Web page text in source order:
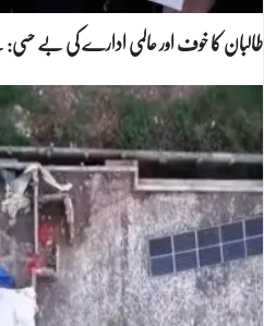
طالبان کا خوف اور عالمی ادارے کی بے